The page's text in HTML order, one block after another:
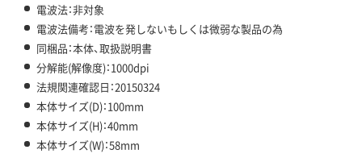
電波法：非対象
電波法備考：電波を発しないもしくは微弱な製品の為
同梱品：本体、取扱説明書
分解能(解像度)：1000dpi
法規関連確認日：20150324
本体サイズ(D)：100mm
本体サイズ(H)：40mm
本体サイズ(W)：58mm